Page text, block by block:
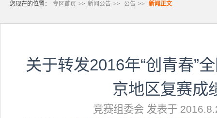
您现在的位置： 专区首页 >> 新闻公告 >> 公告 >> 新闻正文
关于转发2016年“创青春”
京地区复赛成
竞赛组委会 发表于